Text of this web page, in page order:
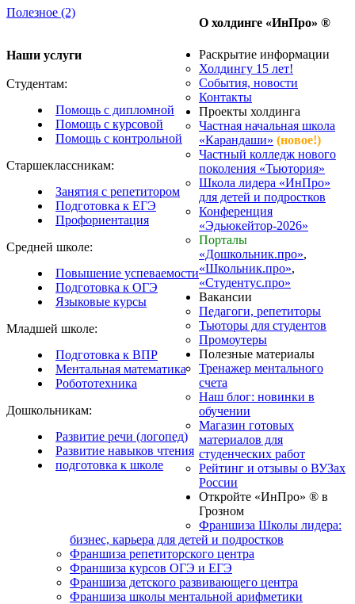
Полезное (2)
Наши услуги
Студентам:
Помощь с дипломной
Помощь с курсовой
Помощь с контрольной
Старшеклассникам:
Занятия с репетитором
Подготовка к ЕГЭ
Профориентация
Средней школе:
Повышение успеваемости
Подготовка к ОГЭ
Языковые курсы
Младшей школе:
Подготовка к ВПР
Ментальная математика
Робототехника
Дошкольникам:
Развитие речи (логопед)
Развитие навыков чтения
подготовка к школе
О холдинге «ИнПро» ®
Раскрытие информации
Холдингу 15 лет!
События, новости
Контакты
Проекты холдинга
Частная начальная школа
«Карандаши» (новое!)
Частный колледж нового
поколения «Тьютория»
Школа лидера «ИнПро»
для детей и подростков
Конференция
«Эдьюкейтор-2026»
Порталы
«Дошкольник.про»,
«Школьник.про»,
«Студентус.про»
Вакансии
Педагоги, репетиторы
Тьюторы для студентов
Промоутеры
Полезные материалы
Тренажер ментального
счета
Наш блог: новинки в
обучении
Магазин готовых
материалов для
студенческих работ
Рейтинг и отзывы о ВУЗах
России
Откройте «ИнПро» ® в
Грозном
Франшиза Школы лидера:
бизнес, карьера для детей и подростков
Франшиза репетиторского центра
Франшиза курсов ОГЭ и ЕГЭ
Франшиза детского развивающего центра
Франшиза школы ментальной арифметики